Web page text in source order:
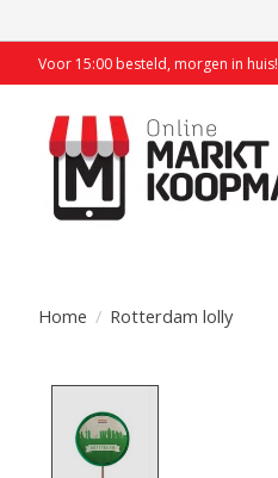
Voor 15:00 besteld, morgen in huis!
Home / Rotterdam lolly